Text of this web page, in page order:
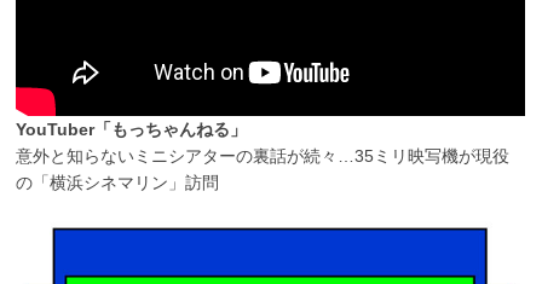
YouTuber「もっちゃんねる」
意外と知らないミニシアターの裏話が続々…35ミリ映写機が現役
の「横浜シネマリン」訪問